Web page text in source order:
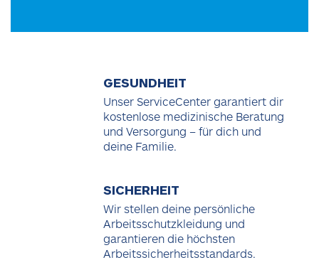
GESUNDHEIT
Unser ServiceCenter garantiert dir
kostenlose medizinische Beratung
und Versorgung – für dich und
deine Familie.
SICHERHEIT
Wir stellen deine persönliche
Arbeitsschutzkleidung und
garantieren die höchsten
Arbeitssicherheitsstandards.